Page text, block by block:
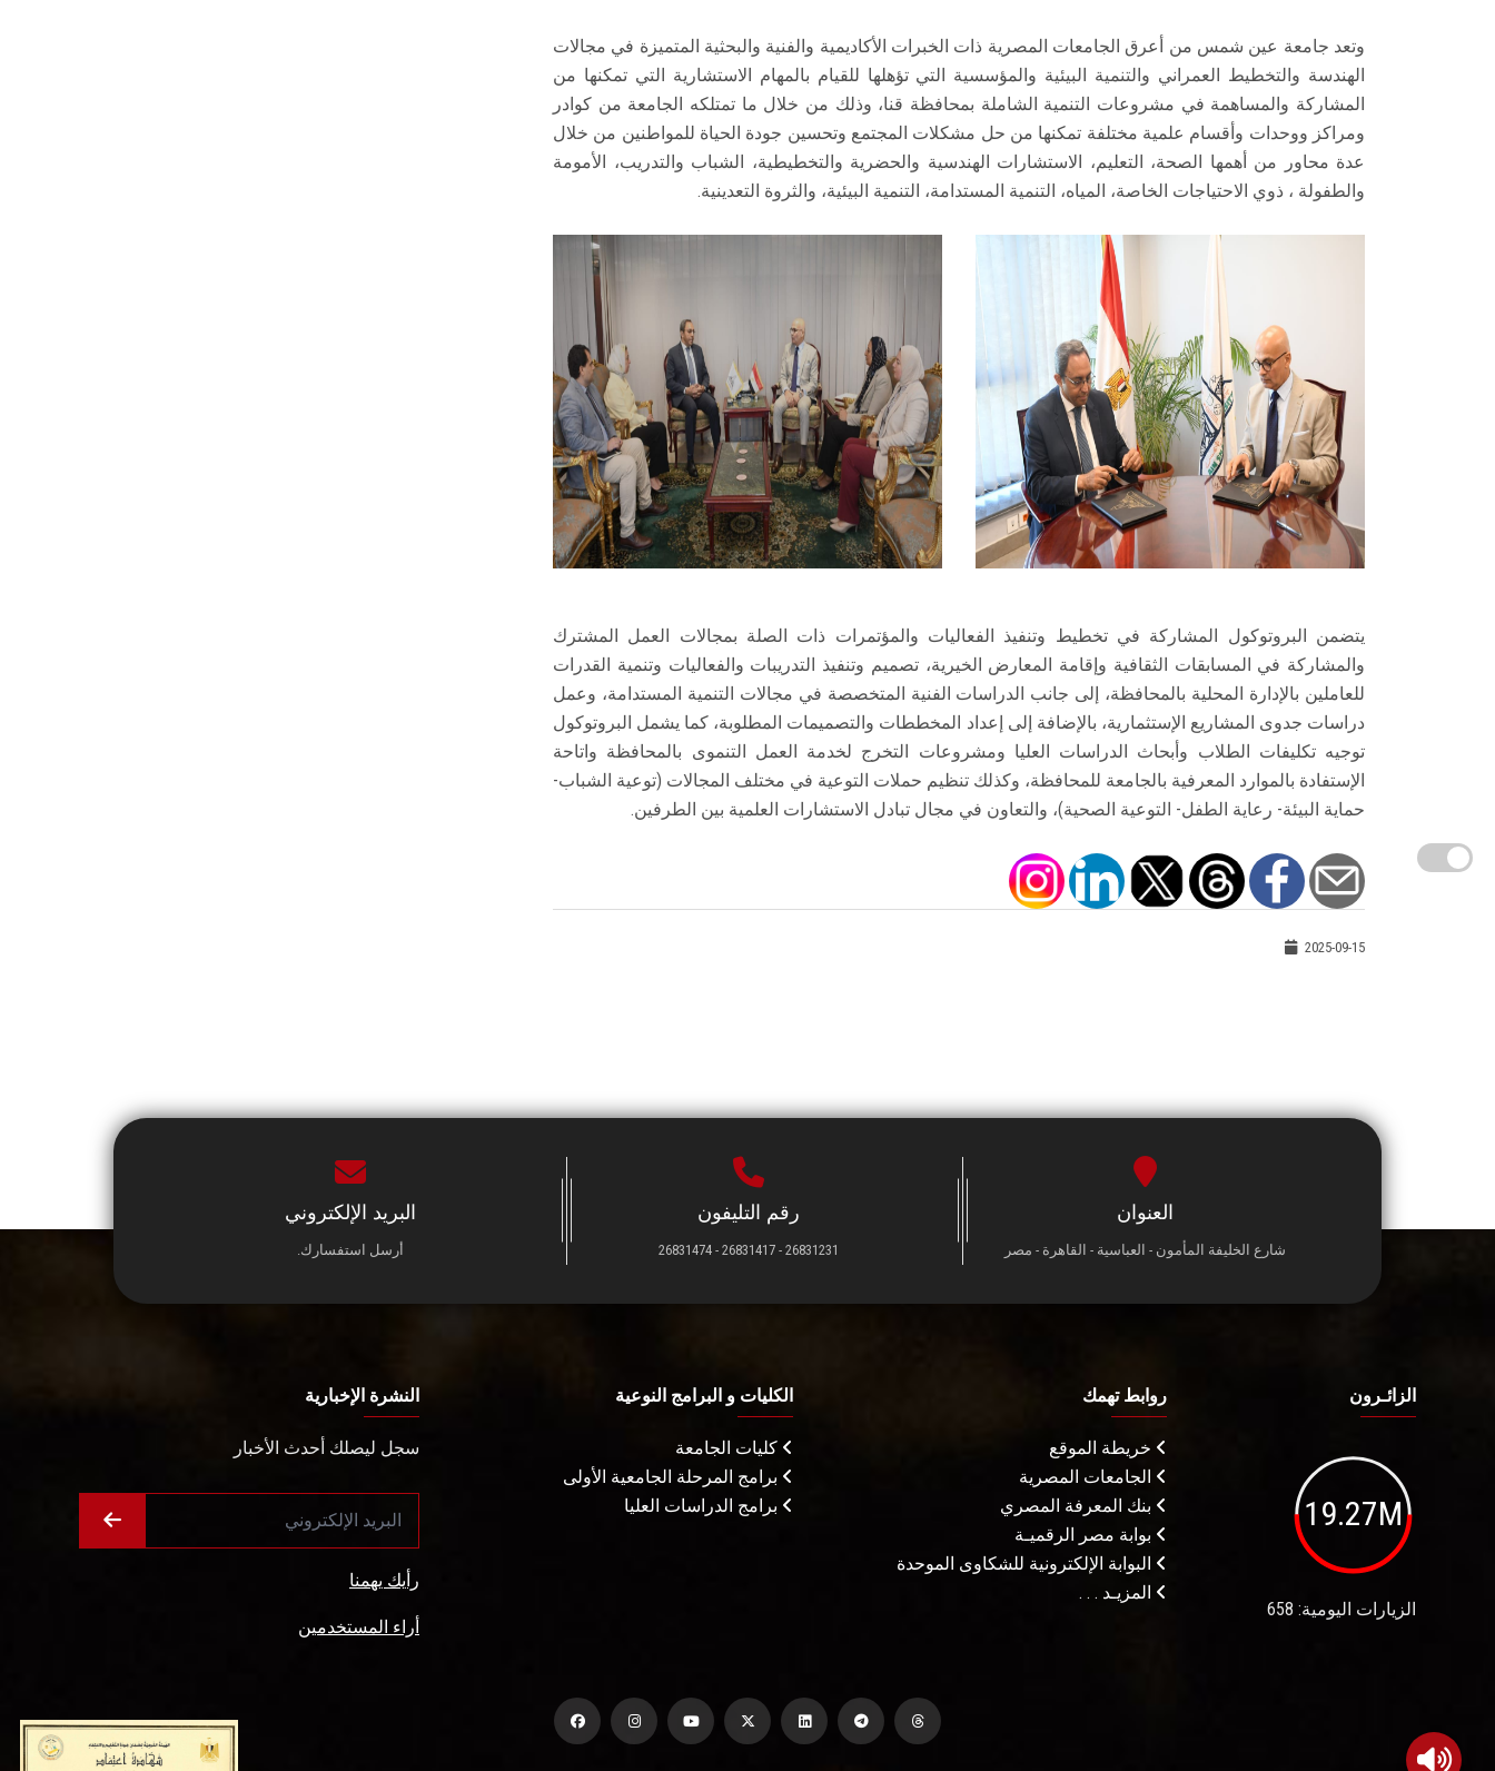
وتعد جامعة عين شمس من أعرق الجامعات المصرية ذات الخبرات الأكاديمية والفنية والبحثية المتميزة في مجالات
الهندسة والتخطيط العمراني والتنمية البيئية والمؤسسية التي تؤهلها للقيام بالمهام الاستشارية التي تمكنها من
المشاركة والمساهمة في مشروعات التنمية الشاملة بمحافظة قنا، وذلك من خلال ما تمتلكه الجامعة من كوادر
ومراكز ووحدات وأقسام علمية مختلفة تمكنها من حل مشكلات المجتمع وتحسين جودة الحياة للمواطنين من خلال
عدة محاور من أهمها الصحة، التعليم، الاستشارات الهندسية والحضرية والتخطيطية، الشباب والتدريب، الأمومة
والطفولة ، ذوي الاحتياجات الخاصة، المياه، التنمية المستدامة، التنمية البيئية، والثروة التعدينية.
يتضمن البروتوكول المشاركة في تخطيط وتنفيذ الفعاليات والمؤتمرات ذات الصلة بمجالات العمل المشترك
والمشاركة في المسابقات الثقافية وإقامة المعارض الخيرية، تصميم وتنفيذ التدريبات والفعاليات وتنمية القدرات
للعاملين بالإدارة المحلية بالمحافظة، إلى جانب الدراسات الفنية المتخصصة في مجالات التنمية المستدامة، وعمل
دراسات جدوى المشاريع الإستثمارية، بالإضافة إلى إعداد المخططات والتصميمات المطلوبة، كما يشمل البروتوكول
توجيه تكليفات الطلاب وأبحاث الدراسات العليا ومشروعات التخرج لخدمة العمل التنموى بالمحافظة واتاحة
الإستفادة بالموارد المعرفية بالجامعة للمحافظة، وكذلك تنظيم حملات التوعية في مختلف المجالات (توعية الشباب-
حماية البيئة- رعاية الطفل- التوعية الصحية)، والتعاون في مجال تبادل الاستشارات العلمية بين الطرفين.
2025-09-15
العنوان
شارع الخليفة المأمون - العباسية - القاهرة - مصر
رقم التليفون
26831231 - 26831417 - 26831474
البريد الإلكتروني
أرسل استفسارك.
الزائـرون
19.27M
الزيارات اليومية: 658
روابط تهمك
خريطة الموقع
الجامعات المصرية
بنك المعرفة المصري
بوابة مصر الرقميـة
البوابة الإلكترونية للشكاوى الموحدة
المزيـد . . .
الكليات و البرامج النوعية
كليات الجامعة
برامج المرحلة الجامعية الأولى
برامج الدراسات العليا
النشرة الإخبارية
سجل ليصلك أحدث الأخبار
رأيك يهمنا
أراء المستخدمين